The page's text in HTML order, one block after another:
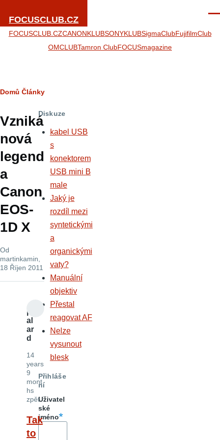
FOCUSCLUB.CZ
FOCUSCLUB.CZCANONKLUBSONYKLUBSigmaClubFujifilmClub
OMCLUBTamron ClubFOCUSmagazine
Drobečková
navigace
Domů Články
Vzniká
nová
legend
a
Canon
EOS-
1D X
Od
martinkamin
18 Říjen 2011
p
al
ar
d
14
years
9
mont
hs
zpět
Tak
to
Diskuze
kabel USB
s
konektorem
USB mini B
male
Jaký je
rozdíl mezi
syntetickými
a
organickými
vaty?
Manuální
objektiv
Přestal
reagovat AF
Nelze
vysunout
blesk
Přihláše
ní
Uživatel
ské
jméno